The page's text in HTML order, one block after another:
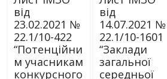
від
23.02.2021 №
22.1/10-422
“Потенційни
м учасникам
конкурсного
від
14.07.2021 №
22.1/10-1601
“Заклади
загальної
середньої